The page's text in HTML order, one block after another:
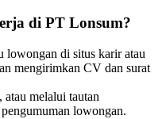
di PT Lonsum?
lowongan di situs karir atau
mengirimkan CV dan surat
, atau melalui tautan
lowongan.